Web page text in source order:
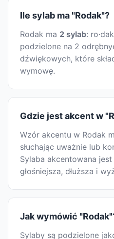
Ile sylab ma "Rodak"?
Rodak ma 2 sylab:
podzielone na 2
dźwiękowych, które
wymowę.
Gdzie jest akcent w
Wzór akcentu w Rodak
słuchając uważnie lub
Sylaba akcentowana
głośniejsza, dłuższa i
Jak wymówić
Sylaby są podzielone